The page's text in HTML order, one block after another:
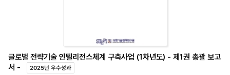
글로벌 전략기술 인텔리전스체계 구축사업 (1차년도) - 제1권 총괄 보고
서 -
2025년 우수성과